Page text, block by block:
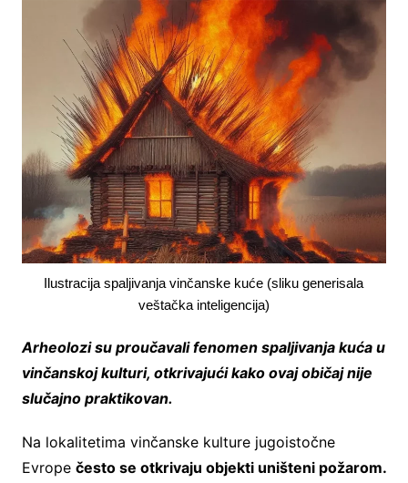
Ilustracija spaljivanja vinčanske kuće (sliku generisala
veštačka inteligencija)
Arheolozi su proučavali fenomen spaljivanja kuća u
vinčanskoj kulturi, otkrivajući kako ovaj običaj nije
slučajno praktikovan.
Na lokalitetima vinčanske kulture jugoistočne
Evrope često se otkrivaju objekti uništeni požarom.